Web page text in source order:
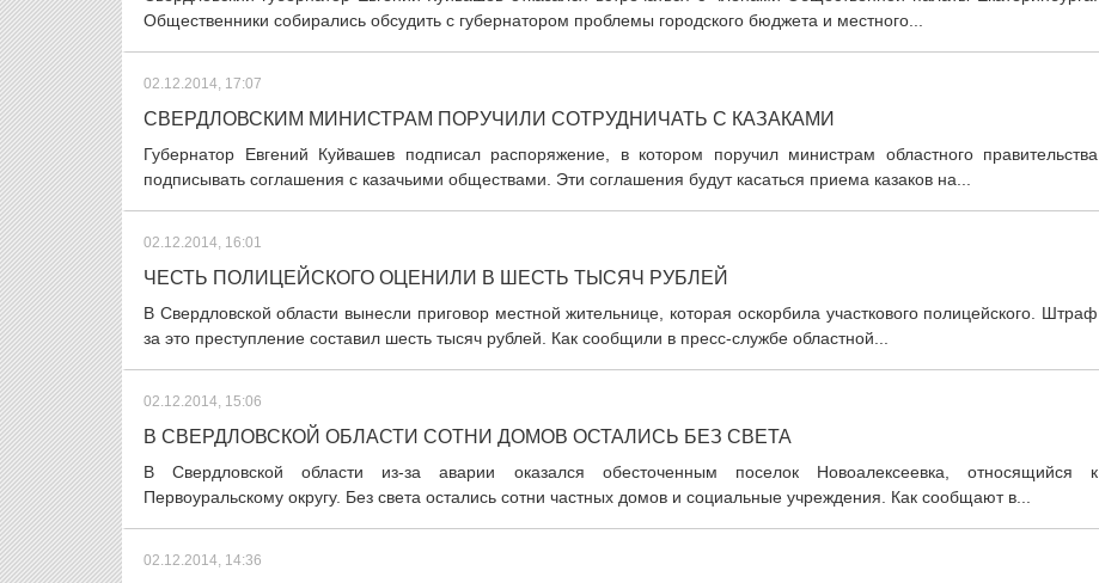
Общественники собирались обсудить с губернатором проблемы городского бюджета и местного...
02.12.2014, 17:07
СВЕРДЛОВСКИМ МИНИСТРАМ ПОРУЧИЛИ СОТРУДНИЧАТЬ С КАЗАКАМИ
Губернатор Евгений Куйвашев подписал распоряжение, в котором поручил министрам областного правительства
подписывать соглашения с казачьими обществами. Эти соглашения будут касаться приема казаков на...
02.12.2014, 16:01
ЧЕСТЬ ПОЛИЦЕЙСКОГО ОЦЕНИЛИ В ШЕСТЬ ТЫСЯЧ РУБЛЕЙ
В Свердловской области вынесли приговор местной жительнице, которая оскорбила участкового полицейского. Штраф
за это преступление составил шесть тысяч рублей. Как сообщили в пресс-службе областной...
02.12.2014, 15:06
В СВЕРДЛОВСКОЙ ОБЛАСТИ СОТНИ ДОМОВ ОСТАЛИСЬ БЕЗ СВЕТА
В Свердловской области из-за аварии оказался обесточенным поселок Новоалексеевка, относящийся к
Первоуральскому округу. Без света остались сотни частных домов и социальные учреждения. Как сообщают в...
02.12.2014, 14:36